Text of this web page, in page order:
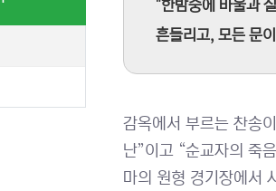
"한밤중에 바울과
흔들리고, 모든 문
감옥에서 부르는 찬송
난”이고 “순교자의 죽
마의 원형 경기장에서